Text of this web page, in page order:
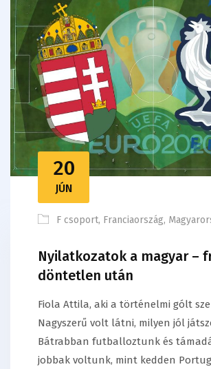
20
JÚN
F csoport, Franciaország,
Nyilatkozatok a magyar –
döntetlen után
Fiola Attila, aki a történelmi gólt
Nagyszerű volt látni, milyen jól
Bátrabban futballoztunk és
jobbak voltunk, mint kedden